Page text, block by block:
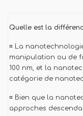
Quelle est la
¤ La
manipulation ou de
100 nm, et la
catégorie de
¤ Bien que la
approches